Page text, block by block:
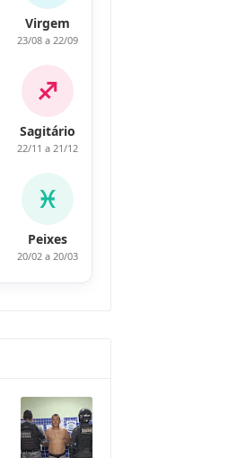
Virgem
23/08 a 22/09
♐
Sagitário
22/11 a 21/12
♓
Peixes
20/02 a 20/03